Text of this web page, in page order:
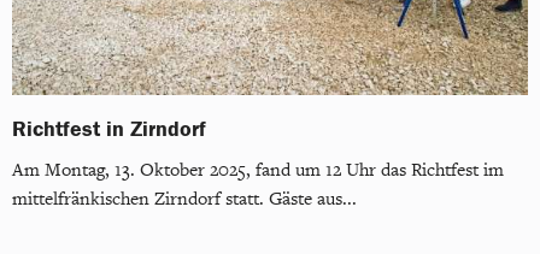
Richtfest in Zirndorf
Am Montag, 13. Oktober 2025, fand um 12 Uhr das Richtfest im
mittelfränkischen Zirndorf statt. Gäste aus...